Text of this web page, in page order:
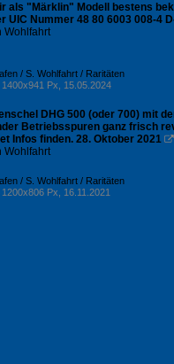
als "Märklin" Modell bestens
UIC Nummer 48 80 6003 008-4
Wohlfahrt
/ S. Wohlfahrt / Raritäten
1400x941 Px, 15.05.2024
DHG 500 (oder 700) mit
Betriebsspuren ganz frisch
Infos finden. 28. Oktober 2021 
Wohlfahrt
/ S. Wohlfahrt / Raritäten
1200x806 Px, 16.11.2021